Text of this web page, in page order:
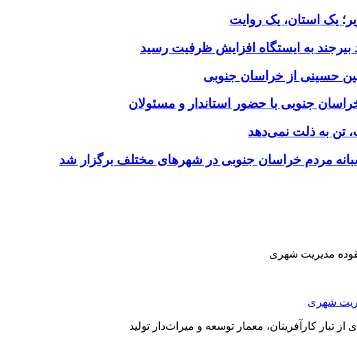
یک استان، یک روایت
بیرجند به ایستگاه افزایش ظرفیت رسید
تن به ذلت نمی‌دهد
مردم خراسان جنوبی در شهرهای مختلف برگزار شد
شهری